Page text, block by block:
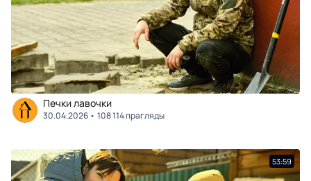
Печки лавочки
30.04.2026 108 114 прагляды
53:59